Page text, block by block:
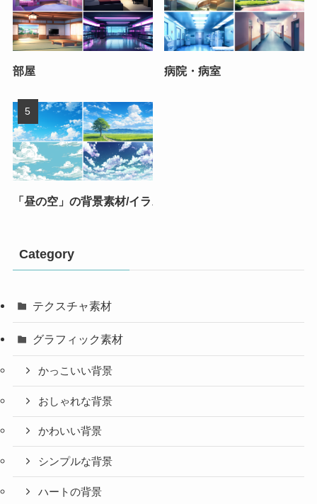
部屋 病院・病室
「昼の空」の背景素材/イラスト
Category
テクスチャ素材
グラフィック素材
かっこいい背景
おしゃれな背景
かわいい背景
シンプルな背景
ハートの背景